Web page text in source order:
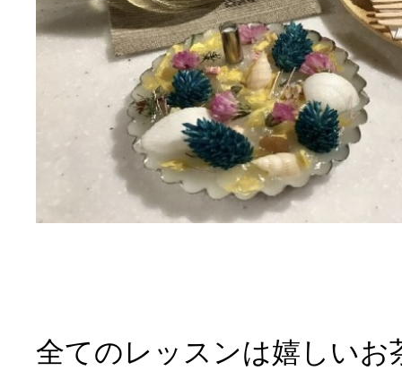
全てのレッスンは嬉しいお